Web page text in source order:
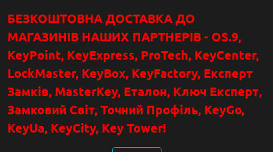
БЕЗКОШТОВНА ДОСТАВКА ДО
МАГАЗИНІВ НАШИХ ПАРТНЕРІВ - OS.9,
KeyPoint, KeyExpress, ProTech, KeyCenter,
LockMaster, KeyBox, KeyFactory, Експерт
Замків, MasterKey, Еталон, Ключ Експерт,
Замковий Світ, Точний Профіль, KeyGo,
KeyUa, KeyCity, Key Tower!